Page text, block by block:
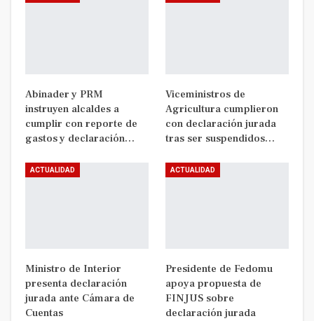
Abinader y PRM
instruyen alcaldes a
cumplir con reporte de
gastos y declaración…
Viceministros de
Agricultura cumplieron
con declaración jurada
tras ser suspendidos…
ACTUALIDAD
Ministro de Interior
presenta declaración
jurada ante Cámara de
Cuentas
ACTUALIDAD
Presidente de Fedomu
apoya propuesta de
FINJUS sobre
declaración jurada